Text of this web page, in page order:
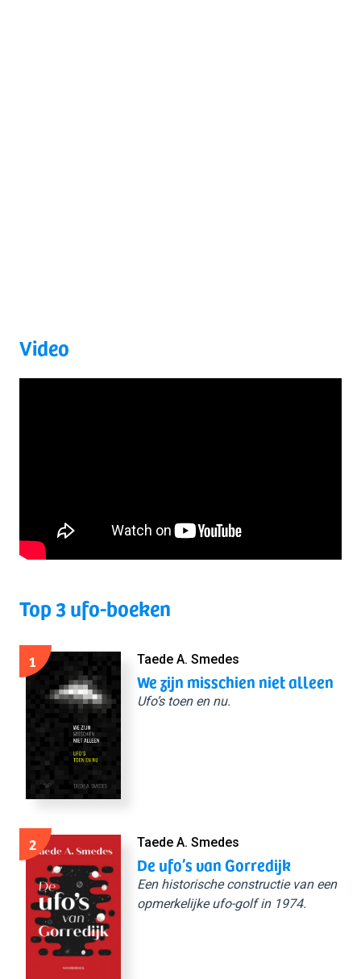
Video
Top 3 ufo-boeken
1 Taede A. Smedes
We zijn misschien niet alleen
Ufo’s toen en nu.
2 Taede A. Smedes
De ufo’s van Gorredijk
Een historische constructie van een
opmerkelijke ufo-golf in 1974.